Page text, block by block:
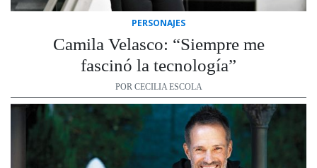
PERSONAJES
Camila Velasco: “Siempre me
fascinó la tecnología”
POR CECILIA ESCOLA